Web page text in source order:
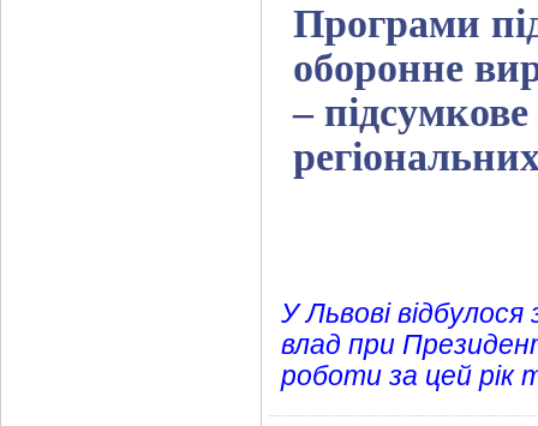
Програми
оборонне
–
У Львові
влад при
роботи за цей рік